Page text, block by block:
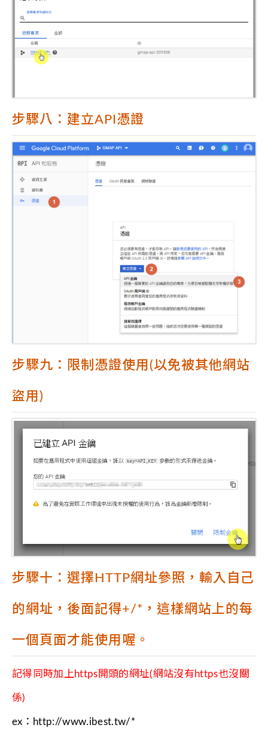
步驟八：建立API憑證
步驟九：限制憑證使用(以免被其他網站
盜用)
步驟十：選擇HTTP網址參照，輸入自己
的網址，後面記得+/*，這樣網站上的每
一個頁面才能使用喔。
記得同時加上https開頭的網址(網站沒有https也沒關
係)
ex：http://www.ibest.tw/*